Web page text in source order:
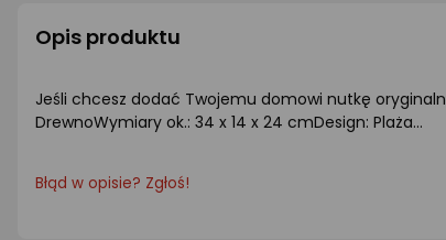
Opis produktu
Jeśli chcesz dodać Twojemu domowi nutkę
DrewnoWymiary ok.: 34 x 14 x 24 cmDesign: Plaża...
Błąd w opisie? Zgłoś!